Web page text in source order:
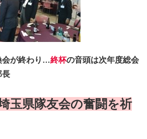
会が終わり…終杯の音頭は次年度総会
長
玉県隊友会の奮闘を祈